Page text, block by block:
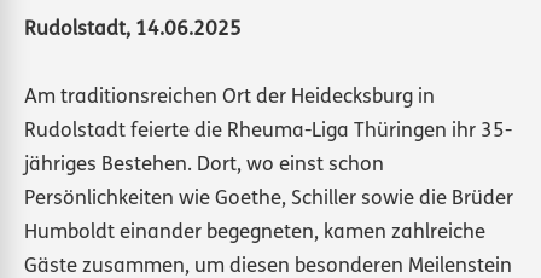
Rudolstadt, 14.06.2025
Am traditionsreichen Ort der Heidecksburg in
Rudolstadt feierte die Rheuma-Liga Thüringen ihr 35-
jähriges Bestehen. Dort, wo einst schon
Persönlichkeiten wie Goethe, Schiller sowie die Brüder
Humboldt einander begegneten, kamen zahlreiche
Gäste zusammen, um diesen besonderen Meilenstein